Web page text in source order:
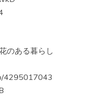
のある暮らし
4295017043